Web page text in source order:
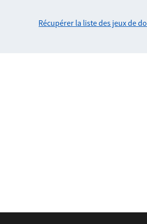
Récupérer la liste des jeux de